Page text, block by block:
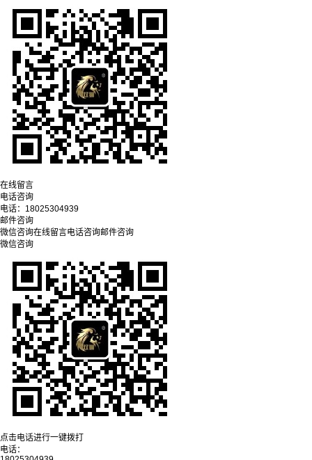
在线留言
电话咨询
电话： 18025304939
邮件咨询
微信咨询在线留言电话咨询邮件咨询
微信咨询
点击电话进行一键拨打
电话：